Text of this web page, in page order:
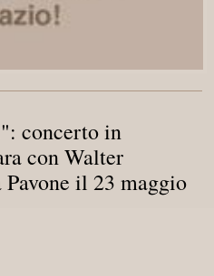
concerto in
con Walter
il 23 maggio